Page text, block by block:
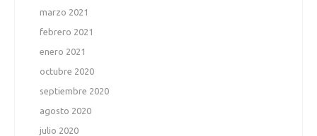
marzo 2021
febrero 2021
enero 2021
octubre 2020
septiembre 2020
agosto 2020
julio 2020